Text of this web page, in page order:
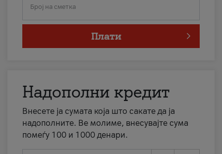
Број на сметка
Плати
Надополни кредит
Внесете ја сумата која што сакате да ја
надополните. Ве молиме, внесувајте сума
помеѓу 100 и 1000 денари.